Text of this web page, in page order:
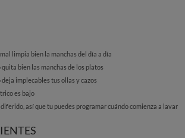
limpia bien la manchas del día a día
quita bien las manchas de los platos
deja implecables tus ollas y cazos
es bajo
así que tu puedes programar cuándo comienza a lavar